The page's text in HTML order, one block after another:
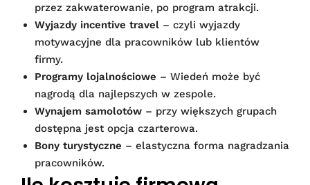
przez zakwaterowanie, po program atrakcji.
Wyjazdy incentive travel – czyli wyjazdy
motywacyjne dla pracowników lub klientów
firmy.
Programy lojalnościowe – Wiedeń może być
nagrodą dla najlepszych w zespole.
Wynajem samolotów – przy większych grupach
dostępna jest opcja czarterowa.
Bony turystyczne – elastyczna forma nagradzania
pracowników.